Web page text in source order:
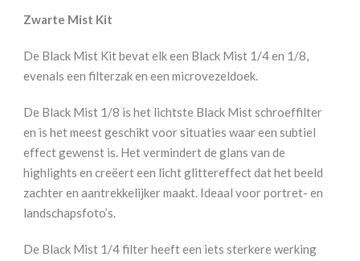
Zwarte Mist Kit
De Black Mist Kit bevat elk een Black Mist 1/4 en 1/8,
evenals een filterzak en een microvezeldoek.
De Black Mist 1/8 is het lichtste Black Mist schroeffilter
en is het meest geschikt voor situaties waar een subtiel
effect gewenst is. Het vermindert de glans van de
highlights en creëert een licht glittereffect dat het beeld
zachter en aantrekkelijker maakt. Ideaal voor portret- en
landschapsfoto’s.
De Black Mist 1/4 filter heeft een iets sterkere werking